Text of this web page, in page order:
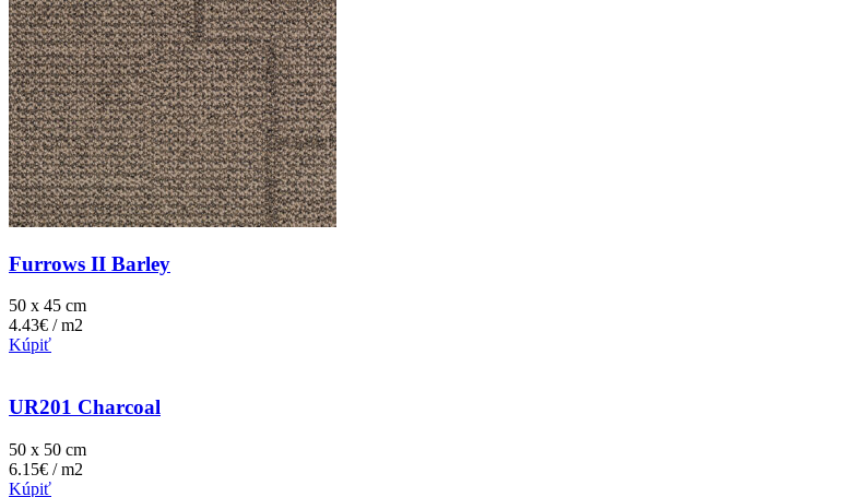
Furrows II Barley
50 x 45 cm
4.43€ / m2
Kúpiť
UR201 Charcoal
50 x 50 cm
6.15€ / m2
Kúpiť